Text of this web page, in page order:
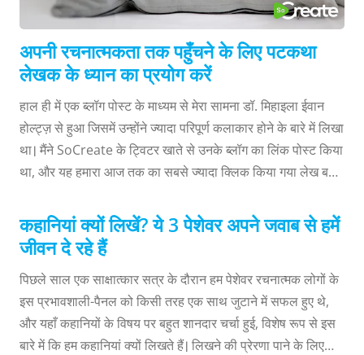
अपनी रचनात्मकता तक पहुँचने के लिए पटकथा
लेखक के ध्यान का प्रयोग करें
हाल ही में एक ब्लॉग पोस्ट के माध्यम से मेरा सामना डॉ. मिहाइला ईवान
होल्ट्ज़ से हुआ जिसमें उन्होंने ज्यादा परिपूर्ण कलाकार होने के बारे में लिखा
था। मैंने SoCreate के ट्विटर खाते से उनके ब्लॉग का लिंक पोस्ट किया
था, और यह हमारा आज तक का सबसे ज्यादा क्लिक किया गया लेख बना
इलाज करने में विशेषज्ञ होने के नाते, उनके पास रचनात्मक अवरोधों को
पार करने के संबंध में हमारे लिए एक विशेष दृष्टिकोण था। उनका तरीका
ऐसा नहीं था जिसे मैंने पहले कभी किसी पटकथा लेखन ब्लॉग पर देखा हो,
जो ज्यादातर कैसे करें के निर्देशों, पेशेवर लोगों के साथ साक्षात्कारों और
फॉर्मेटिंग के नियमों पर आधारित होते हैं। यह उससे भी ज्यादा गहराई में
जाता है, और मुझे पता था कि मैं ...
कहानियां क्यों लिखें? ये 3 पेशेवर अपने जवाब से हमें
जीवन दे रहे हैं
पिछले साल एक साक्षात्कार सत्र के दौरान हम पेशेवर रचनात्मक लोगों के
इस प्रभावशाली-पैनल को किसी तरह एक साथ जुटाने में सफल हुए थे,
और यहाँ कहानियों के विषय पर बहुत शानदार चर्चा हुई, विशेष रूप से इस
बारे में कि हम कहानियां क्यों लिखते हैं। लिखने की प्रेरणा पाने के लिए